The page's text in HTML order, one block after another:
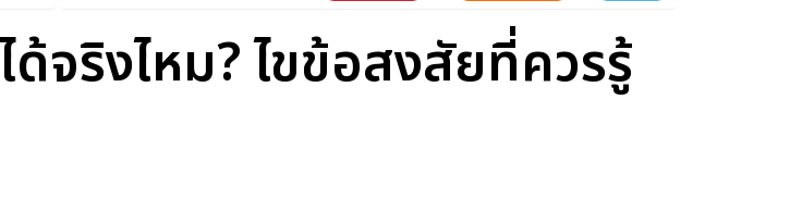
จริงไหม? ไขข้อสงสัยที่ควรรู้